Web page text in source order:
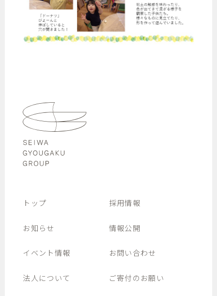
トップ
お知らせ
イベント情報
法人について
採用情報
情報公開
お問い合わせ
ご寄付のお願い